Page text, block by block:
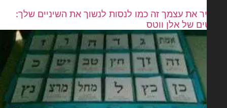
את עצמך זה כמו לנסות לנשוך את השיניים שלך:
של אלן ווטס